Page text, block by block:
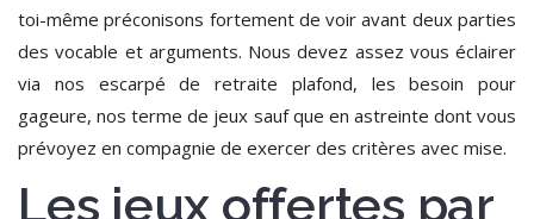
toi-même préconisons fortement de voir avant deux parties
des vocable et arguments. Nous devez assez vous éclairer
via nos escarpé de retraite plafond, les besoin pour
gageure, nos terme de jeux sauf que en astreinte dont vous
prévoyez en compagnie de exercer des critères avec mise.
Les jeux offertes par